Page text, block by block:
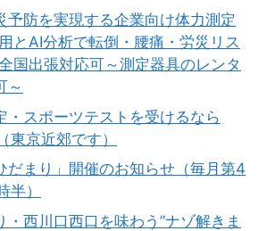
予防を実現する企業向け体力測定
とAI分析で転倒・腰痛・労災リス
国出張対応可～測定器具のレンタ
～
・スポーツテストを受けるなら
東京近郊です）
だまり」開催のお知らせ（毎月第4
半）
・西川口西口を味わう”ナゾ解きま